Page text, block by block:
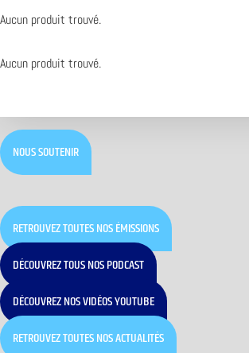
Aucun produit trouvé.
Aucun produit trouvé.
NOUS SOUTENIR
RETROUVEZ TOUTES NOS ÉMISSIONS
DÉCOUVREZ TOUS NOS PODCAST
DÉCOUVREZ NOS VIDÉOS YOUTUBE
RETROUVEZ TOUTES NOS ACTUALITÉS